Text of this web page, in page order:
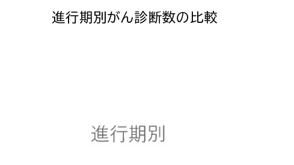
進行期別がん診断数の比較